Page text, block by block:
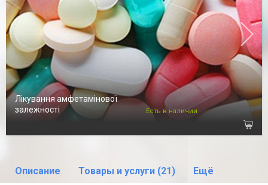
Лікування амфетамінової
залежності
Есть в наличии
Описание Товары и услуги (21) Ещё